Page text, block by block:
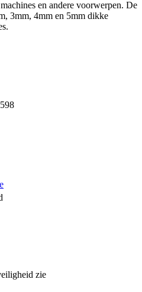
en andere voorwerpen. De
3mm, 4mm en 5mm dikke
zie